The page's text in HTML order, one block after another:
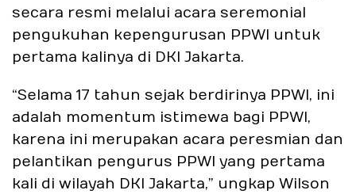
secara resmi melalui acara seremonial
pengukuhan kepengurusan PPWI untuk
pertama kalinya di DKI Jakarta.
“Selama 17 tahun sejak berdirinya PPWI, ini
adalah momentum istimewa bagi PPWI,
karena ini merupakan acara peresmian dan
pelantikan pengurus PPWI yang pertama
kali di wilayah DKI Jakarta,” ungkap Wilson